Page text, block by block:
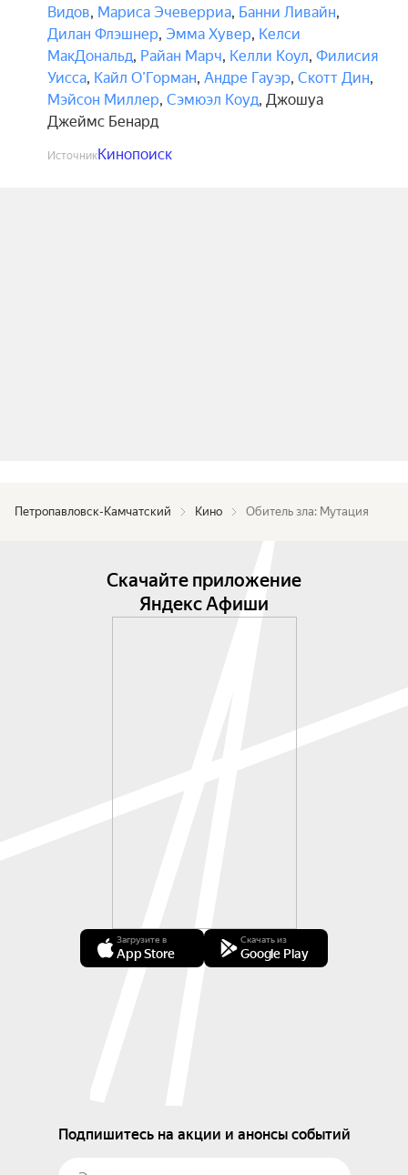
Видов, Мариса Эчеверриа, Банни Ливайн,
Дилан Флэшнер, Эмма Хувер, Келси
МакДональд, Райан Марч, Келли Коул, Филисия
Уисса, Кайл О’Горман, Андре Гауэр, Скотт Дин,
Мэйсон Миллер, Сэмюэл Коуд, Джошуа
Джеймс Бенард
ИсточникКинопоиск
Петропавловск-Камчатский Кино Обитель зла: Мутация
Скачайте приложение
Яндекс Афиши
Загрузите в
App Store
Скачать из
Google Play
Подпишитесь на акции и анонсы событий